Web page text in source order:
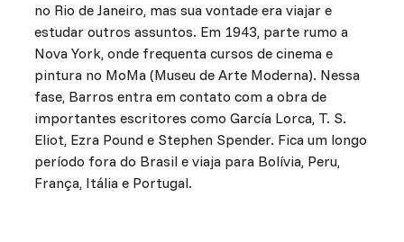
no Rio de Janeiro, mas sua vontade era viajar e
estudar outros assuntos. Em 1943, parte rumo a
Nova York, onde frequenta cursos de cinema e
pintura no MoMa (Museu de Arte Moderna). Nessa
fase, Barros entra em contato com a obra de
importantes escritores como García Lorca, T. S.
Eliot, Ezra Pound e Stephen Spender. Fica um longo
período fora do Brasil e viaja para Bolívia, Peru,
França, Itália e Portugal.